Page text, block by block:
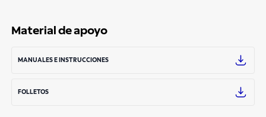
Material de apoyo
MANUALES E INSTRUCCIONES
FOLLETOS